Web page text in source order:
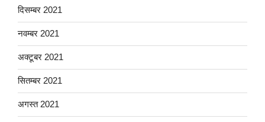
दिसम्बर 2021
नवम्बर 2021
अक्टूबर 2021
सितम्बर 2021
अगस्त 2021